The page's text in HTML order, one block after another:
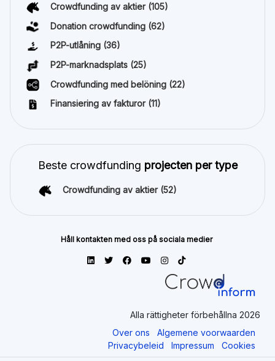
Crowdfunding av aktier (105)
Donation crowdfunding (62)
P2P-utlåning (36)
P2P-marknadsplats (25)
Crowdfunding med belöning (22)
Finansiering av fakturor (11)
Beste crowdfunding projecten per type
Crowdfunding av aktier (52)
Håll kontakten med oss på sociala medier
Alla rättigheter förbehållna 2026
Over ons
Algemene voorwaarden
Privacybeleid
Impressum Cookies